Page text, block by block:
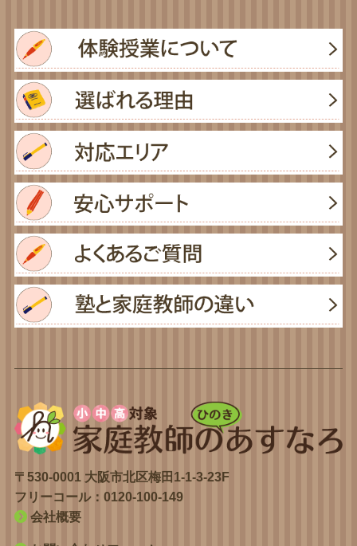
〒530-0001 大阪市北区梅田1-1-3-23F
フリーコール： 0120-100-149
会社概要